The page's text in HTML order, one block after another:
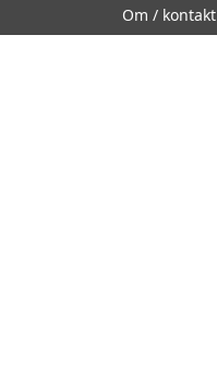
Om / kontakt